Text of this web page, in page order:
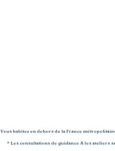
Vous habitez en dehors de la France
* Les consultations de guidance & les ateliers